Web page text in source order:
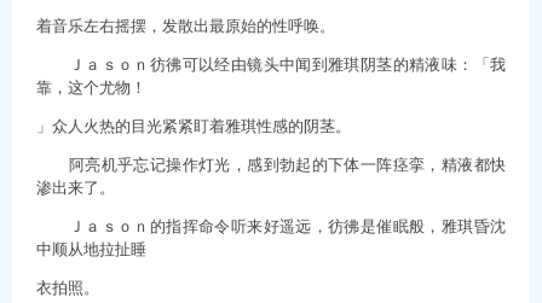
着音乐左右摇摆，发散出最原始的性呼唤。
Ｊａｓｏｎ彷彿可以经由镜头中闻到雅琪阴茎的精液味：「我
靠，这个尤物！
」众人火热的目光紧紧盯着雅琪性感的阴茎。
阿亮机乎忘记操作灯光，感到勃起的下体一阵痉挛，精液都快
渗出来了。
Ｊａｓｏｎ的指挥命令听来好遥远，彷彿是催眠般，雅琪昏沈
中顺从地拉扯睡
衣拍照。